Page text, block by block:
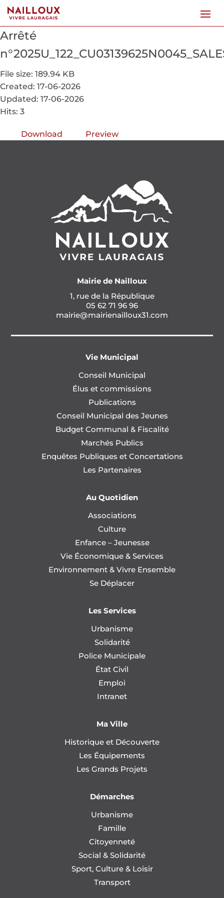
Arrêté
File size: 189.94 KB
Created: 17-06-2026
Updated: 17-06-2026
Hits: 3
Download Preview
Mairie de Nailloux
1, rue de la République
05 62 71 96 96
mairie@mairienailloux31.com
Vie Municipal
Conseil Municipal
Élus et commissions
Publications
Conseil Municipal des Jeunes
Budget Communal & Fiscalité
Marchés Publics
Enquêtes Publiques et Concertations
Les Partenaires
Au Quotidien
Associations
Culture
Enfance – Jeunesse
Vie Économique & Services
Environnement & Vivre Ensemble
Se Déplacer
Les Services
Urbanisme
Solidarité
Police Municipale
État Civil
Emploi
Intranet
Ma Ville
Historique et Découverte
Les Équipements
Les Grands Projets
Démarches
Urbanisme
Famille
Citoyenneté
Social & Solidarité
Sport, Culture & Loisir
Transport